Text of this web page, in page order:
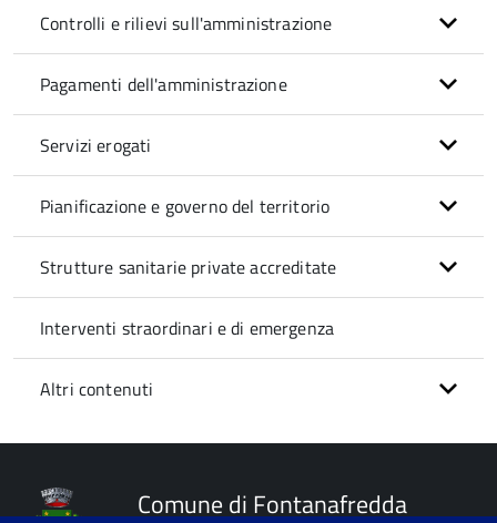
Controlli e rilievi sull'amministrazione
Pagamenti dell'amministrazione
Servizi erogati
Pianificazione e governo del territorio
Strutture sanitarie private accreditate
Interventi straordinari e di emergenza
Altri contenuti
Comune di Fontanafredda